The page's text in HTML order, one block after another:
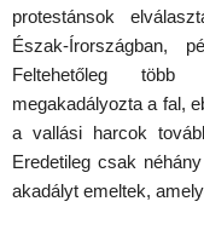
protestánsok
Észak-Írországban,
Feltehetőleg több
megakadályozta a fal,
a vallási harcok
Eredetileg csak
akadályt emeltek,